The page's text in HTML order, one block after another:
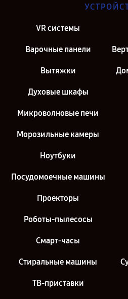
VR системы
Варочные панели
Вытяжки
Духовые шкафы
Микроволновые печи
Морозильные камеры
Ноутбуки
Посудомоечные машины
Проекторы
Роботы-пылесосы
Смарт-часы
Стиральные машины
ТВ-приставки